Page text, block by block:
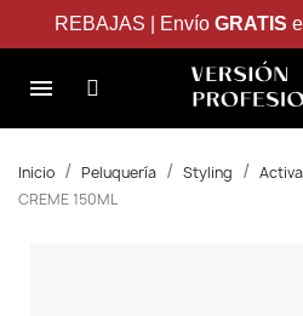
REBAJAS | Envío GRATIS
Inicio Peluquería Styling
CREME 150ML